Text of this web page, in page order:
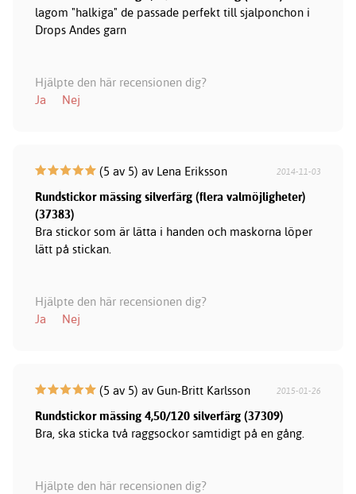
lagom "halkiga" de passade perfekt till sjalponchon i
Drops Andes garn
Hjälpte den här recensionen dig?
Ja
Nej
(5 av 5) av Lena Eriksson 2014-11-03
Rundstickor mässing silverfärg (flera valmöjligheter)
(37383)
Bra stickor som är lätta i handen och maskorna löper
lätt på stickan.
Hjälpte den här recensionen dig?
Ja
Nej
(5 av 5) av Gun-Britt Karlsson 2015-01-26
Rundstickor mässing 4,50/120 silverfärg (37309)
Bra, ska sticka två raggsockor samtidigt på en gång.
Hjälpte den här recensionen dig?